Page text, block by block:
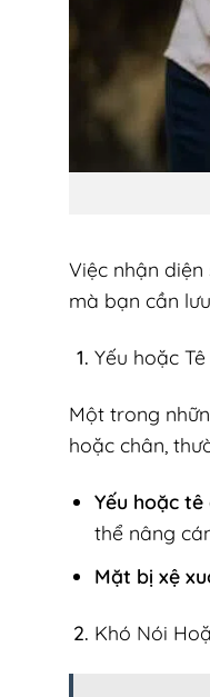
Việc nhận
mà bạn cần
Yếu hoặc
Một trong
hoặc chân,
Yếu hoặc
thể nâng
Mặt bị xệ
Khó Nói